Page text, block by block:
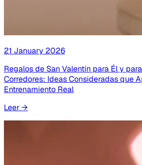
21 January 2026
Regalos de San Valentín para Él y
Corredores: Ideas Consideradas que
Entrenamiento Real
Leer→